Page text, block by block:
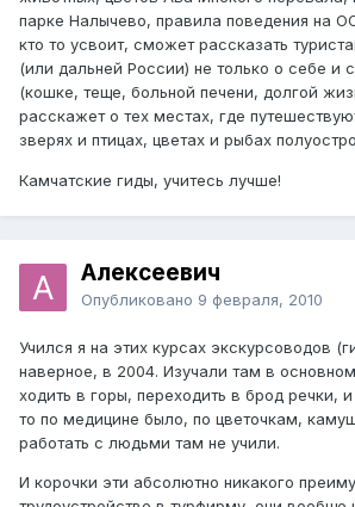
парке Налычево, правила поведения на
кто то усвоит, сможет рассказать
(или дальней России) не только о себе и
(кошке, теще, больной печени, долгой
расскажет о тех местах, где
зверях и птицах, цветах и рыбах
Камчатские гиды, учитесь лучше!
Алексеевич
Опубликовано 9 февраля, 2010
Учился я на этих курсах экскурсоводов
наверное, в 2004. Изучали там в
ходить в горы, переходить в брод речки,
то по медицине было, по цветочкам,
работать с людьми там не учили.
И корочки эти абсолютно никакого